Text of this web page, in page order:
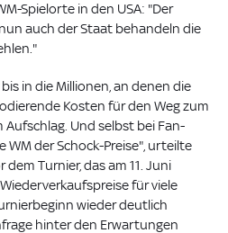
Spielorte in den USA: "Der
auch der Staat behandeln die
in die Millionen, an denen die
Kosten für den Weg zum
Und selbst bei Fan-
WM der Schock-Preise", urteilte
Turnier, das am 11. Juni
für viele
wieder deutlich
hinter den Erwartungen